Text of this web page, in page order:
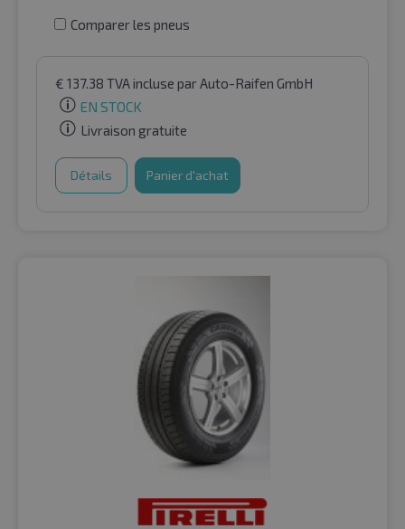
Comparer les pneus
€ 137.38 TVA incluse par Auto-Raifen GmbH
EN STOCK
Livraison gratuite
Détails Panier d'achat